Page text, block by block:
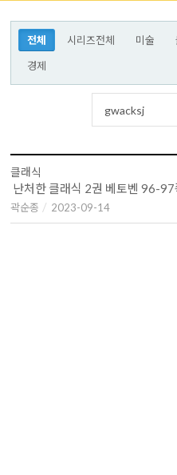
전체 시리즈전체 미술
경제
클래식
난처한 클래식 2권 베토벤 96-97
곽순종 2023-09-14